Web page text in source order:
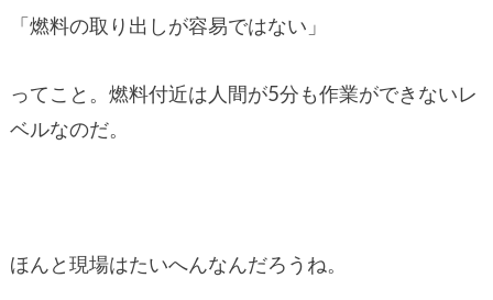
「燃料の取り出しが容易ではない」
ってこと。燃料付近は人間が5分も作業ができないレ
ベルなのだ。
ほんと現場はたいへんなんだろうね。